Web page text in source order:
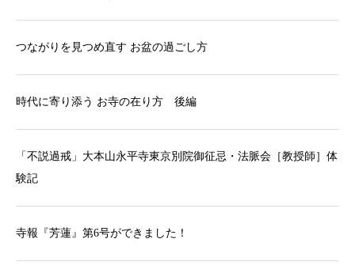
つながりを見つめ直す お盆の過ごし方
時代に寄り添う お寺の在り方 後編
「不説過戒」大本山永平寺東京別院御征忌・法脈会［教授師］体
験記
寺報『芳蓮』第6号ができました！